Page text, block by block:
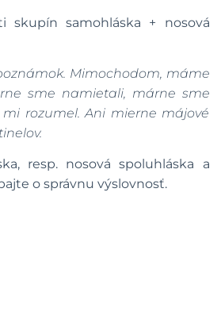
skupín samohláska + nosová
Mimochodom, máme
sme namietali, márne sme
rozumel. Ani mierne májové
resp. nosová spoluhláska a
o správnu výslovnosť.